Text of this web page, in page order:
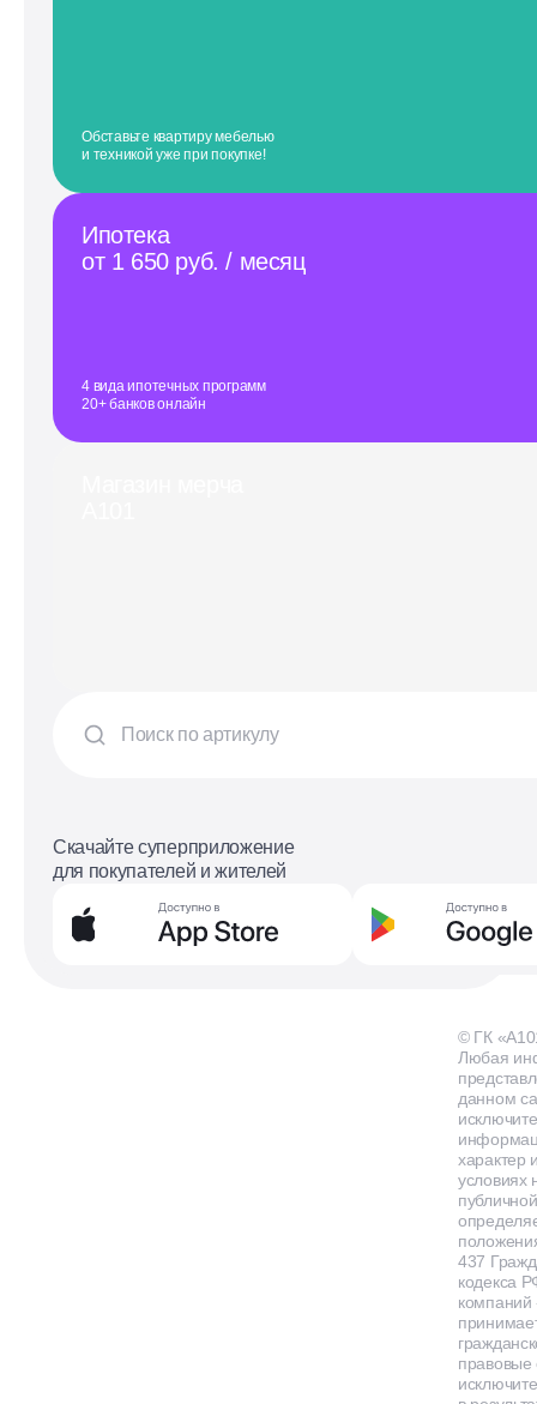
Обставьте квартиру мебелью
и техникой уже при покупке!
Ипотека
от 1 650 руб. / месяц
4 вида ипотечных программ
20+ банков онлайн
Скачайте суперприложение
для покупателей и жителей
© ГК
Любая
данном
характер
условиях
437
кодекса
правовые